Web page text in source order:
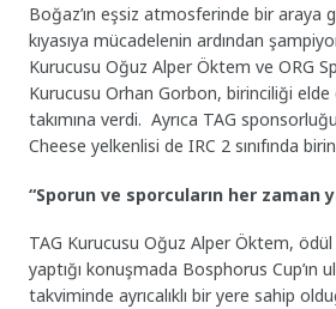
Boğaz’ın eşsiz atmosferinde bir araya
kıyasıya mücadelenin ardından
Kurucusu Oğuz Alper Öktem ve ORG
Kurucusu Orhan Gorbon, birinciliği
takımına verdi. Ayrıca TAG
Cheese yelkenlisi de IRC 2 sınıfında
“Sporun ve sporcuların her zaman
TAG Kurucusu Oğuz Alper Öktem,
yaptığı konuşmada Bosphorus Cup’ın
takviminde ayrıcalıklı bir yere sahip